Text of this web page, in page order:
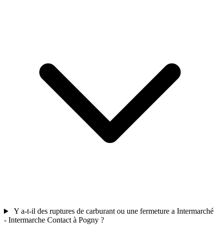
Y a-t-il des ruptures de carburant ou une fermeture a Intermarché
- Intermarche Contact à Pogny ?